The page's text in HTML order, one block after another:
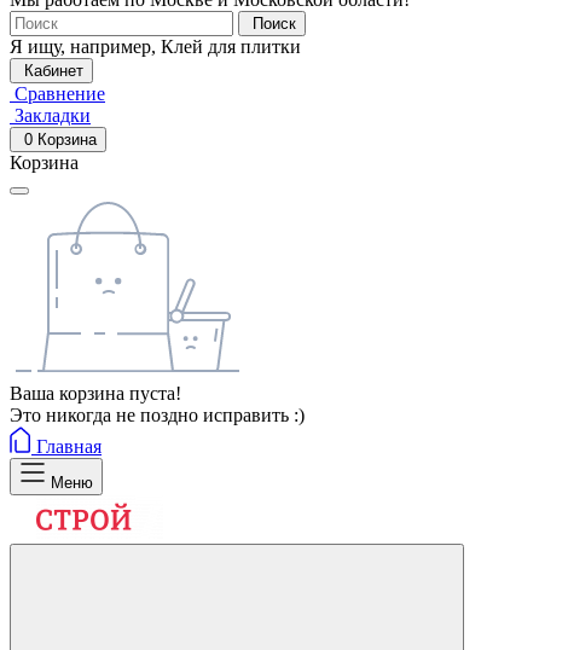
Поиск
Я ищу, например, Клей для плитки
Кабинет
Сравнение
Закладки
0 Корзина
Корзина
Ваша корзина пуста!
Это никогда не поздно исправить :)
Главная
Меню